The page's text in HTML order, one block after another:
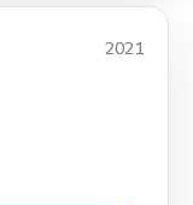
2021